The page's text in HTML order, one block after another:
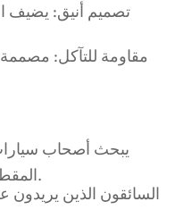
تصميم أنيق: يضيف
مقاومة للتآكل: مصممة
يبحث أصحاب
السائقون الذين يريدون